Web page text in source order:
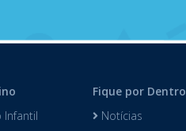
Infantil
Fique por Dentro
Notícias